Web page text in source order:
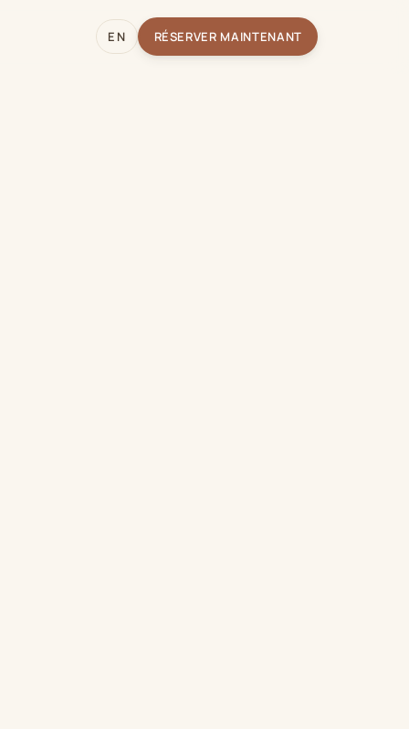
EN RÉSERVER MAINTENANT